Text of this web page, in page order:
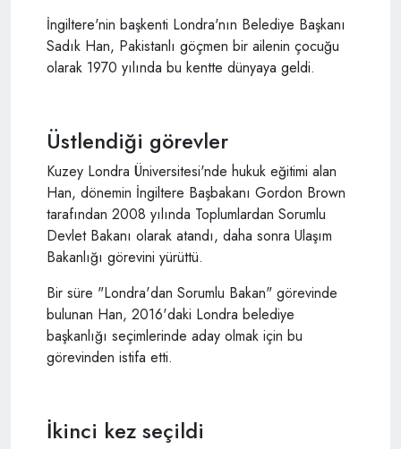
İngiltere'nin başkenti Londra'nın Belediye Başkanı
Sadık Han, Pakistanlı göçmen bir ailenin çocuğu
olarak 1970 yılında bu kentte dünyaya geldi.
Üstlendiği görevler
Kuzey Londra Üniversitesi'nde hukuk eğitimi alan
Han, dönemin İngiltere Başbakanı Gordon Brown
tarafından 2008 yılında Toplumlardan Sorumlu
Devlet Bakanı olarak atandı, daha sonra Ulaşım
Bakanlığı görevini yürüttü.
Bir süre "Londra'dan Sorumlu Bakan" görevinde
bulunan Han, 2016'daki Londra belediye
başkanlığı seçimlerinde aday olmak için bu
görevinden istifa etti.
İkinci kez seçildi